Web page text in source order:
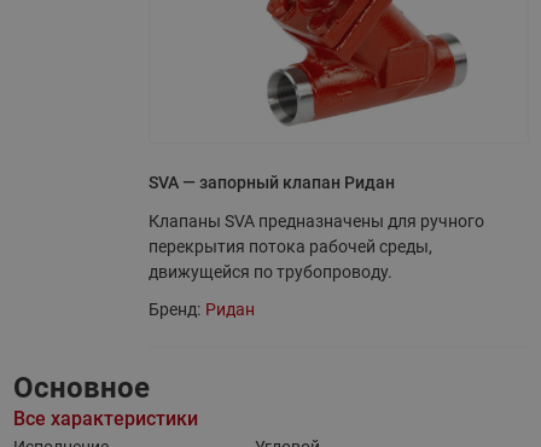
SVA — запорный клапан Ридан
Клапаны SVA предназначены для ручного
перекрытия потока рабочей среды,
движущейся по трубопроводу.
Бренд: Ридан
Основное
Все характеристики